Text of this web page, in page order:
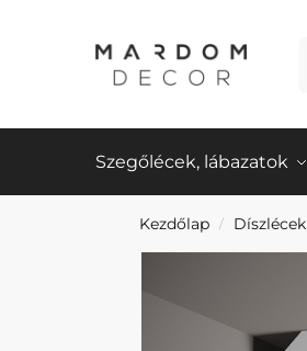
Szegőlécek, lábazatok
Kezdőlap / Díszlécek